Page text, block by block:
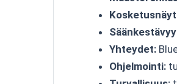
Tekniset ominaisuudet
Suositeltu